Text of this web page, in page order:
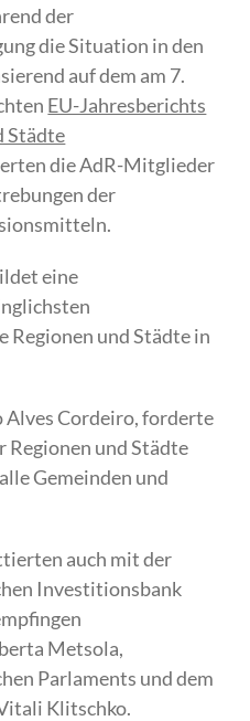
der
die Situation in den
auf dem am 7.
EU-Jahresberichts
Städte
die AdR-Mitglieder
der
eine
Regionen und Städte in
Alves Cordeiro, forderte
Regionen und Städte
Gemeinden und
auch mit der
Investitionsbank
Metsola,
Parlaments und dem
Klitschko.